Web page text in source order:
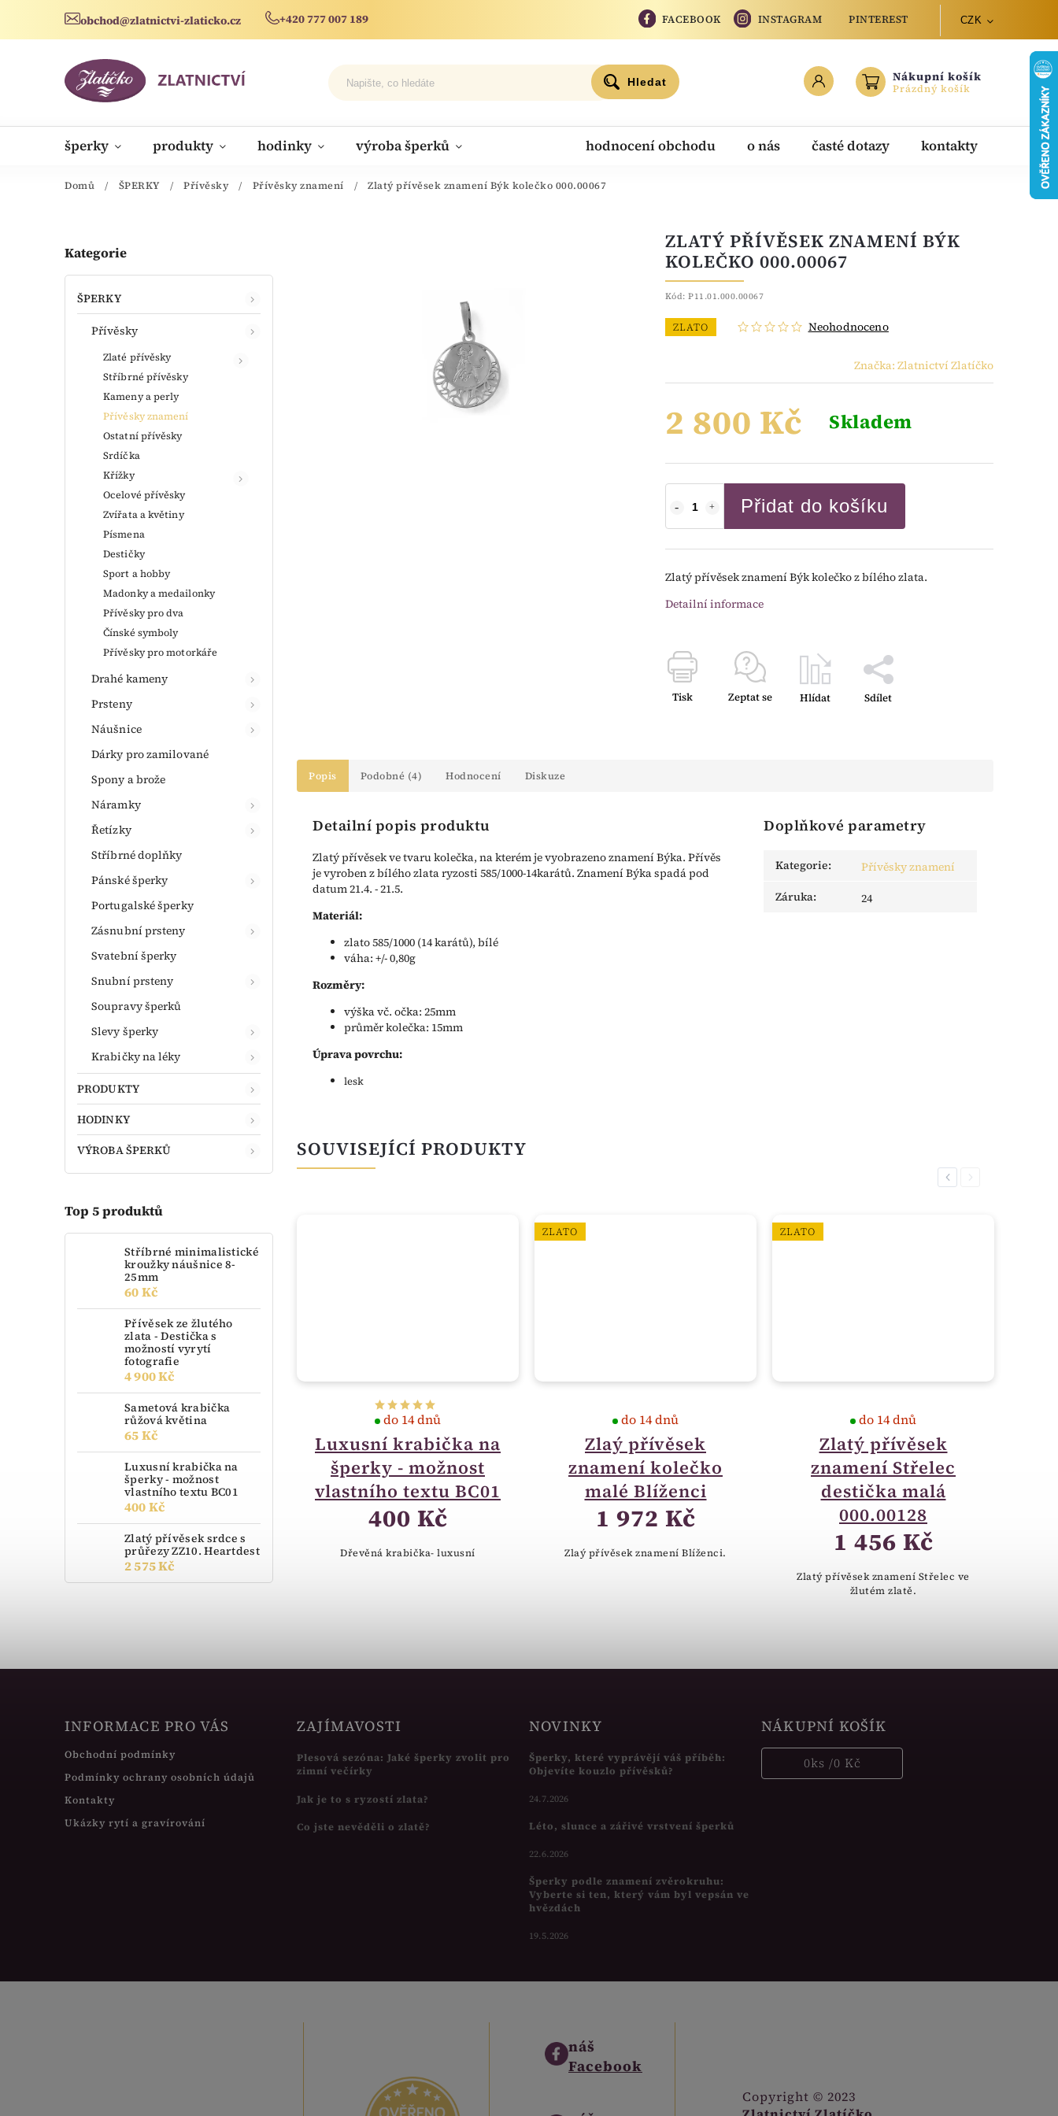
obchod@zlatnictvi-zlaticko.cz +420 777 007 189 FACEBOOK INSTAGRAM PINTEREST CZK
Hledat Nákupní košík
Prázdný košík
šperky produkty hodinky výroba šperků hodnocení obchodu o nás časté dotazy kontakty
novinky
Domů / ŠPERKY / Přívěsky / Přívěsky znamení / Zlatý přívěsek znamení Býk kolečko 000.00067
Kategorie
ŠPERKY
Přívěsky
Zlaté přívěsky
Stříbrné přívěsky
Kameny a perly
Přívěsky znamení
Ostatní přívěsky
Srdíčka
Křížky
Ocelové přívěsky
Zvířata a květiny
Písmena
Destičky
Sport a hobby
Madonky a medailonky
Přívěsky pro dva
Čínské symboly
Přívěsky pro motorkáře
Drahé kameny
Prsteny
Náušnice
Dárky pro zamilované
Spony a brože
Náramky
Řetízky
Stříbrné doplňky
Pánské šperky
Portugalské šperky
Zásnubní prsteny
Svatební šperky
Snubní prsteny
Soupravy šperků
Slevy šperky
Krabičky na léky
PRODUKTY
HODINKY
VÝROBA ŠPERKŮ
Top 5 produktů
Stříbrné minimalistické
kroužky náušnice 8-
25mm
60 Kč
Přívěsek ze žlutého
zlata - Destička s
možností vyrytí
fotografie
4 900 Kč
Sametová krabička
růžová květina
65 Kč
Luxusní krabička na
šperky - možnost
vlastního textu BC01
400 Kč
Zlatý přívěsek srdce s
průřezy ZZ10. Heartdest
2 575 Kč
ZLATÝ PŘÍVĚSEK ZNAMENÍ BÝK
KOLEČKO 000.00067
Kód: P11.01.000.00067
ZLATO Neohodnoceno
Značka: Zlatnictví Zlatíčko
2 800 Kč Skladem
Přidat do košíku
Zlatý přívěsek znamení Býk kolečko z bílého zlata.
Detailní informace
Tisk Zeptat se Hlídat Sdílet
Popis Podobné (4) Hodnocení Diskuze
Detailní popis produktu
Zlatý přívěsek ve tvaru kolečka, na kterém je vyobrazeno znamení Býka. Přívěs
je vyroben z bílého zlata ryzosti 585/1000-14karátů. Znamení Býka spadá pod
datum 21.4. - 21.5.
Materiál:
zlato 585/1000 (14 karátů), bílé
váha: +/- 0,80g
Rozměry:
výška vč. očka: 25mm
průměr kolečka: 15mm
Úprava povrchu:
lesk
Doplňkové parametry
Kategorie:
Přívěsky znamení
Záruka: 24
SOUVISEJÍCÍ PRODUKTY
Previous
TIP
Luxusní krabička na
šperky - možnost
vlastního textu BA11
momentálně nedostupné
400 Kč
Luxusní Krabička na šperky - dřevo
Luxusní krabička na
šperky - možnost
vlastního textu BC01
do 14 dnů
400 Kč
Dřevěná krabička- luxusní
ZLATO
Zlaý přívěsek
znamení kolečko
malé Blíženci
do 14 dnů
1 972 Kč
Zlaý přívěsek znamení Blíženci.
ZLATO
Zlatý přívěsek
znamení Střelec
destička malá
000.00128
do 14 dnů
1 456 Kč
Zlatý přívěsek znamení Střelec ve
žlutém zlatě.
Next
INFORMACE PRO VÁS
Obchodní podmínky
Podmínky ochrany osobních údajů
Kontakty
Ukázky rytí a gravírování
ZAJÍMAVOSTI
Plesová sezóna: Jaké šperky zvolit pro
zimní večírky
Jak je to s ryzostí zlata?
Co jste nevěděli o zlatě?
NOVINKY
Šperky, které vyprávějí váš příběh:
Objevíte kouzlo přívěsků?
24.7.2026
Léto, slunce a zářivé vrstvení šperků
22.6.2026
Šperky podle znamení zvěrokruhu:
Vyberte si ten, který vám byl vepsán ve
hvězdách
19.5.2026
NÁKUPNÍ KOŠÍK
0ks /0 Kč
náš
Facebook
Copyright © 2023